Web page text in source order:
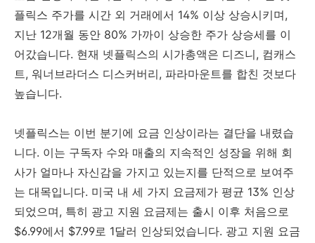
플릭스 주가를 시간 외 거래에서 14% 이상 상승시키며,
지난 12개월 동안 80% 가까이 상승한 주가 상승세를 이
어갔습니다. 현재 넷플릭스의 시가총액은 디즈니, 컴캐스
트, 워너브라더스 디스커버리, 파라마운트를 합친 것보다
높습니다.
넷플릭스는 이번 분기에 요금 인상이라는 결단을 내렸습
니다. 이는 구독자 수와 매출의 지속적인 성장을 위해 회
사가 얼마나 자신감을 가지고 있는지를 단적으로 보여주
는 대목입니다. 미국 내 세 가지 요금제가 평균 13% 인상
되었으며, 특히 광고 지원 요금제는 출시 이후 처음으로
$6.99에서 $7.99로 1달러 인상되었습니다. 광고 지원 요금